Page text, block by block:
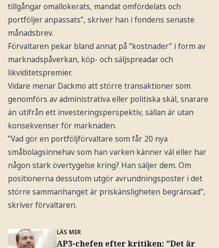
tillgångar omallokerats, mandat omfördelats och
portföljer anpassats”, skriver han i fondens senaste
månadsbrev.
Förvaltaren pekar bland annat på ”kostnader” i form av
marknadspåverkan, köp- och säljspreadar och
likviditetspremier.
Vidare menar Dackmo att större transaktioner som
genomförs av administrativa eller politiska skäl, snarare
än utifrån ett investeringsperspektiv, sällan är utan
konsekvenser för marknaden.
”Vad gör en portföljförvaltare som får 20 nya
småbolagsinnehav som han varken känner väl eller har
någon stark övertygelse kring? Han säljer dem. Om
positionerna dessutom utgör avrundningsposter i det
större sammanhanget är priskänsligheten begränsad”,
skriver förvaltaren.
LÄS MER
AP3-chefen efter kritiken: ”Det är